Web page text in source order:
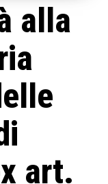
alla
art.